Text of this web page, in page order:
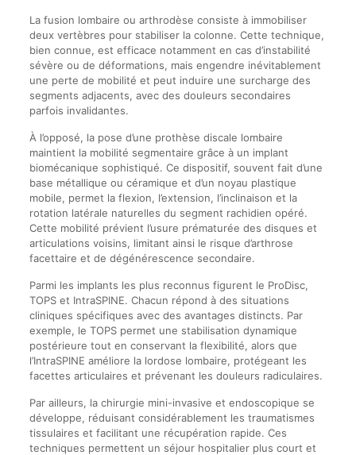
La fusion lombaire ou arthrodèse consiste à immobiliser
deux vertèbres pour stabiliser la colonne. Cette technique,
bien connue, est efficace notamment en cas d’instabilité
sévère ou de déformations, mais engendre inévitablement
une perte de mobilité et peut induire une surcharge des
segments adjacents, avec des douleurs secondaires
parfois invalidantes.
À l’opposé, la pose d’une prothèse discale lombaire
maintient la mobilité segmentaire grâce à un implant
biomécanique sophistiqué. Ce dispositif, souvent fait d’une
base métallique ou céramique et d’un noyau plastique
mobile, permet la flexion, l’extension, l’inclinaison et la
rotation latérale naturelles du segment rachidien opéré.
Cette mobilité prévient l’usure prématurée des disques et
articulations voisins, limitant ainsi le risque d’arthrose
facettaire et de dégénérescence secondaire.
Parmi les implants les plus reconnus figurent le ProDisc,
TOPS et IntraSPINE. Chacun répond à des situations
cliniques spécifiques avec des avantages distincts. Par
exemple, le TOPS permet une stabilisation dynamique
postérieure tout en conservant la flexibilité, alors que
l’IntraSPINE améliore la lordose lombaire, protégeant les
facettes articulaires et prévenant les douleurs radiculaires.
Par ailleurs, la chirurgie mini-invasive et endoscopique se
développe, réduisant considérablement les traumatismes
tissulaires et facilitant une récupération rapide. Ces
techniques permettent un séjour hospitalier plus court et